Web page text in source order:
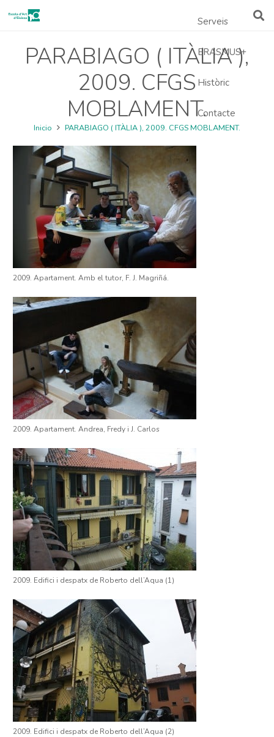
Serveis
ERASMUS+
Històric
Contacte
PARABIAGO ( ITÀLIA ),
2009. CFGS
MOBLAMENT.
Inicio PARABIAGO ( ITÀLIA ), 2009. CFGS MOBLAMENT.
2009. Apartament. Amb el tutor, F. J. Magriñá.
2009. Apartament. Andrea, Fredy i J. Carlos
2009. Edifici i despatx de Roberto dell’Aqua (1)
2009. Edifici i despatx de Roberto dell’Aqua (2)